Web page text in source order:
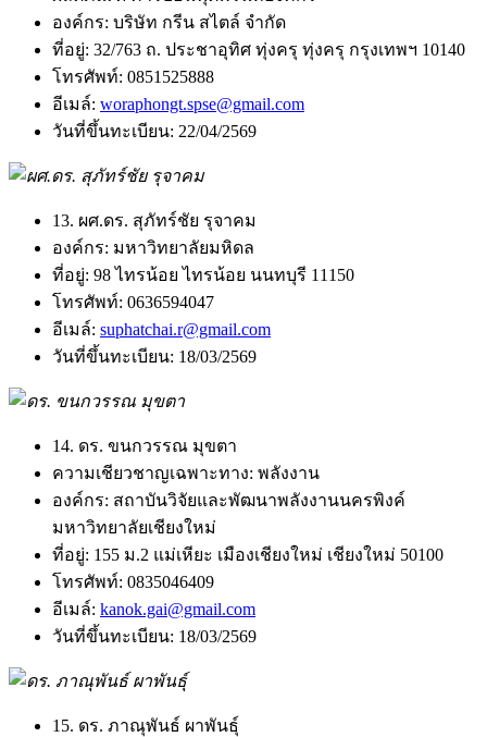
องค์กร: บริษัท กรีน สไตล์ จำกัด
ที่อยู่: 32/763 ถ. ประชาอุทิศ ทุ่งครุ ทุ่งครุ กรุงเทพฯ 10140
โทรศัพท์: 0851525888
อีเมล์: woraphongt.spse@gmail.com
วันที่ขึ้นทะเบียน: 22/04/2569
13. ผศ.ดร. สุภัทร์ชัย รุจาคม
องค์กร: มหาวิทยาลัยมหิดล
ที่อยู่: 98 ไทรน้อย ไทรน้อย นนทบุรี 11150
โทรศัพท์: 0636594047
อีเมล์: suphatchai.r@gmail.com
วันที่ขึ้นทะเบียน: 18/03/2569
14. ดร. ขนกวรรณ มุขตา
ความเชียวชาญเฉพาะทาง: พลังงาน
องค์กร: สถาบันวิจัยและพัฒนาพลังงานนครพิงค์
มหาวิทยาลัยเชียงใหม่
ที่อยู่: 155 ม.2 แม่เหียะ เมืองเชียงใหม่ เชียงใหม่ 50100
โทรศัพท์: 0835046409
อีเมล์: kanok.gai@gmail.com
วันที่ขึ้นทะเบียน: 18/03/2569
15. ดร. ภาณุพันธ์ ผาพันธุ์